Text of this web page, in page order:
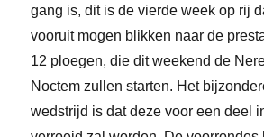
gang is, dit is de vierde week op rij
vooruit mogen blikken naar de
12 ploegen, die dit weekend de
Noctem zullen starten. Het
wedstrijd is dat deze voor een deel